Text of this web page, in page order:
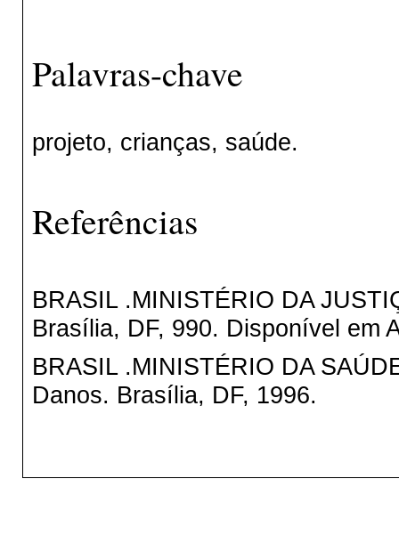
Palavras-chave
projeto, crianças, saúde.
Referências
BRASIL .MINISTÉRIO DA
Brasília, DF, 990. Disponível em
BRASIL .MINISTÉRIO DA
Danos. Brasília, DF, 1996.